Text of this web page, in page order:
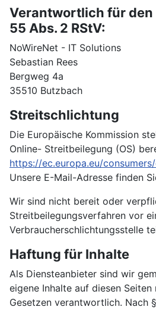
Verantwortlich für den
55 Abs. 2 RStV:
NoWireNet - IT Solutions
Sebastian Rees
Bergweg 4a
35510 Butzbach
Streitschlichtung
Die Europäische Kommission
Online- Streitbeilegung (OS)
https://ec.europa.eu/
Unsere E-Mail-Adresse finden
Wir sind nicht bereit oder
Streitbeilegungsverfahren vor
Verbraucherschlichtungsstelle
Haftung für Inhalte
Als Diensteanbieter sind wir
eigene Inhalte auf diesen
Gesetzen verantwortlich. Nach